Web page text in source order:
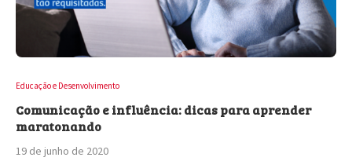
Educação e Desenvolvimento
Comunicação e influência: dicas para aprender
maratonando
19 de junho de 2020